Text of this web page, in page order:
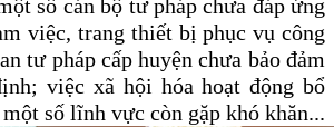
số cán bộ tư pháp chưa đáp ứng
việc, trang thiết bị phục vụ công
tư pháp cấp huyện chưa bảo đảm
việc xã hội hóa hoạt động bổ
số lĩnh vực còn gặp khó khăn...